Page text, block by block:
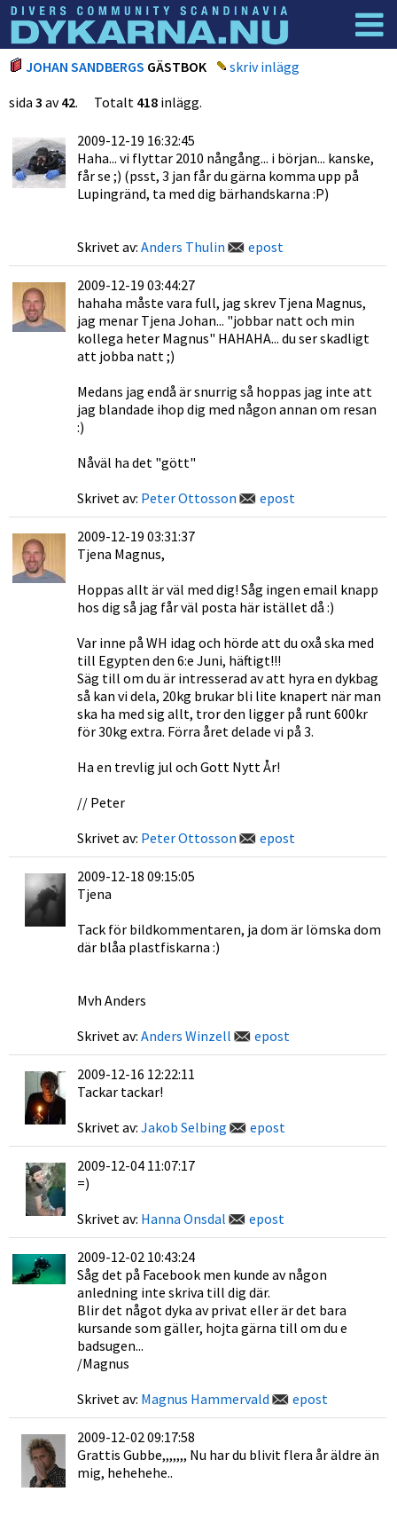
Dyknyheter
JOHAN SANDBERGS GÄSTBOK
skriv inlägg
sida 3 av42. Totalt 418 inlägg.
2009-12-19 16:32:45
Haha... vi flyttar 2010 nångång... i början... kanske,
får se ;) (psst, 3 jan får du gärna komma upp på
Lupingränd, ta med dig bärhandskarna :P)
Skrivet av: Anders Thulin epost
2009-12-19 03:44:27
hahaha måste vara full, jag skrev Tjena Magnus,
jag menar Tjena Johan... "jobbar natt och min
kollega heter Magnus" HAHAHA... du ser skadligt
att jobba natt ;)
Medans jag endå är snurrig så hoppas jag inte att
jag blandade ihop dig med någon annan om resan
:)
Nåväl ha det "gött"
Skrivet av: Peter Ottosson epost
2009-12-19 03:31:37
Tjena Magnus,
Hoppas allt är väl med dig! Såg ingen email knapp
hos dig så jag får väl posta här istället då :)
Var inne på WH idag och hörde att du oxå ska med
till Egypten den 6:e Juni, häftigt!!!
Säg till om du är intresserad av att hyra en dykbag
så kan vi dela, 20kg brukar bli lite knapert när man
ska ha med sig allt, tror den ligger på runt 600kr
för 30kg extra. Förra året delade vi på 3.
Ha en trevlig jul och Gott Nytt År!
// Peter
Skrivet av: Peter Ottosson epost
2009-12-18 09:15:05
Tjena
Tack för bildkommentaren, ja dom är lömska dom
där blåa plastfiskarna :)
Mvh Anders
Skrivet av: Anders Winzell epost
2009-12-16 12:22:11
Tackar tackar!
Skrivet av: Jakob Selbing epost
2009-12-04 11:07:17
=)
Skrivet av: Hanna Onsdal epost
2009-12-02 10:43:24
Såg det på Facebook men kunde av någon
anledning inte skriva till dig där.
Blir det något dyka av privat eller är det bara
kursande som gäller, hojta gärna till om du e
badsugen...
/Magnus
Skrivet av: Magnus Hammervald epost
2009-12-02 09:17:58
Grattis Gubbe,,,,,,, Nu har du blivit flera år äldre än
mig, hehehehe..